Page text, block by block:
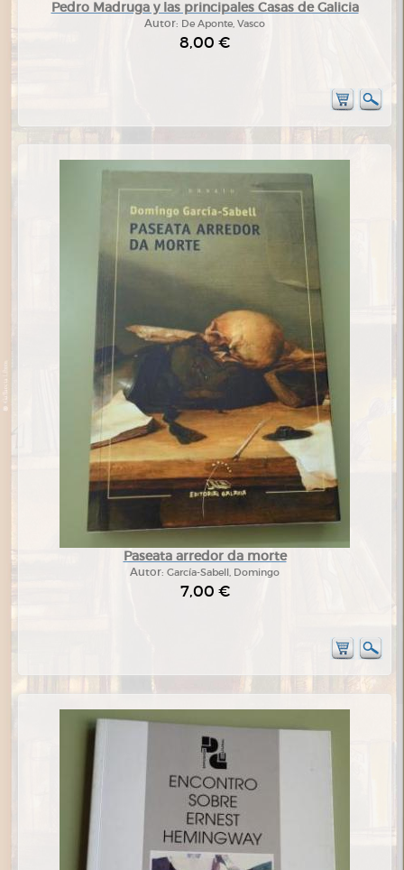
Pedro Madruga y las principales Casas de Galicia
Autor: De Aponte, Vasco
8,00 €
Paseata arredor da morte
Autor: García-Sabell, Domingo
7,00 €